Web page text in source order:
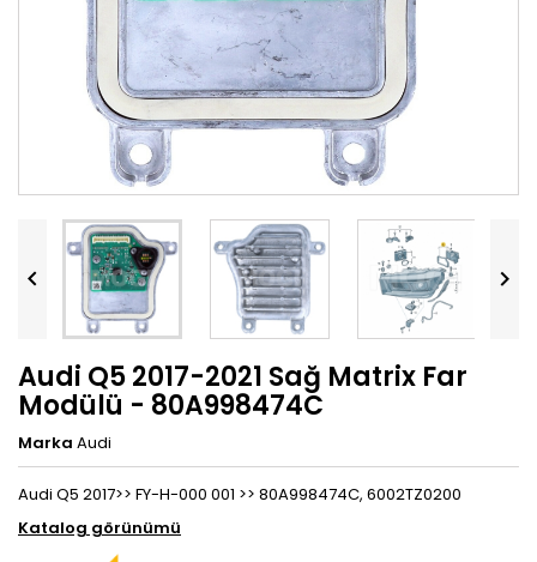
 
Audi Q5 2017-2021 Sağ Matrix Far
Modülü - 80A998474C
Marka Audi
Audi Q5 2017>> FY-H-000 001 >> 80A998474C, 6002TZ0200
Katalog görünümü